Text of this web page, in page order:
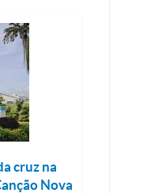
cruz na
Nova